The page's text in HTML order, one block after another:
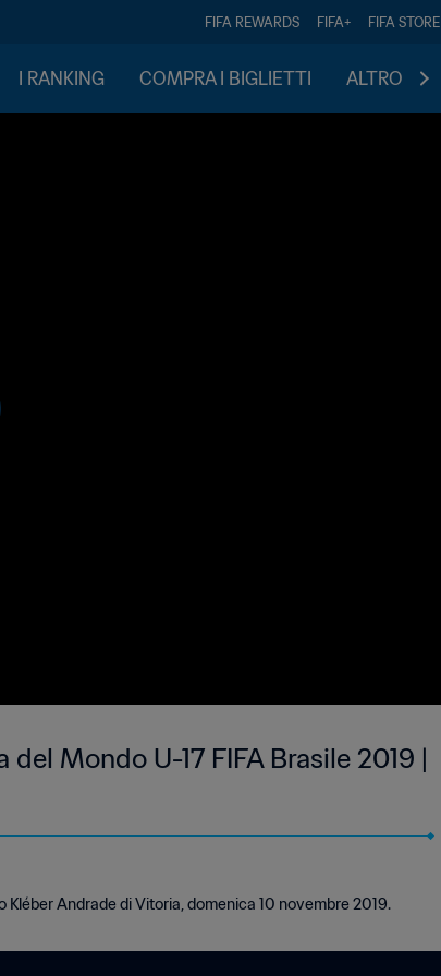
FIFA REWARDS FIFA+ FIFA STORE
I RANKING COMPRA I BIGLIETTI ALTRO
Mondo U-17 FIFA Brasile 2019 |
Andrade di Vitoria, domenica 10 novembre 2019.